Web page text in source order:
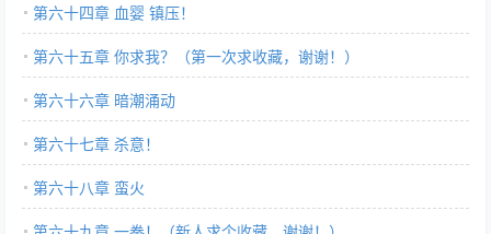
第六十四章 血婴 镇压！
第六十五章 你求我？（第一次求收藏，谢谢！）
第六十六章 暗潮涌动
第六十七章 杀意！
第六十八章 蛮火